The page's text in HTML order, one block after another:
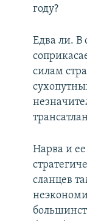
году?
Едва ли. В
силам
Нарва и
сланцев